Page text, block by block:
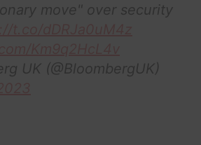
move" over security
UK (@BloombergUK)